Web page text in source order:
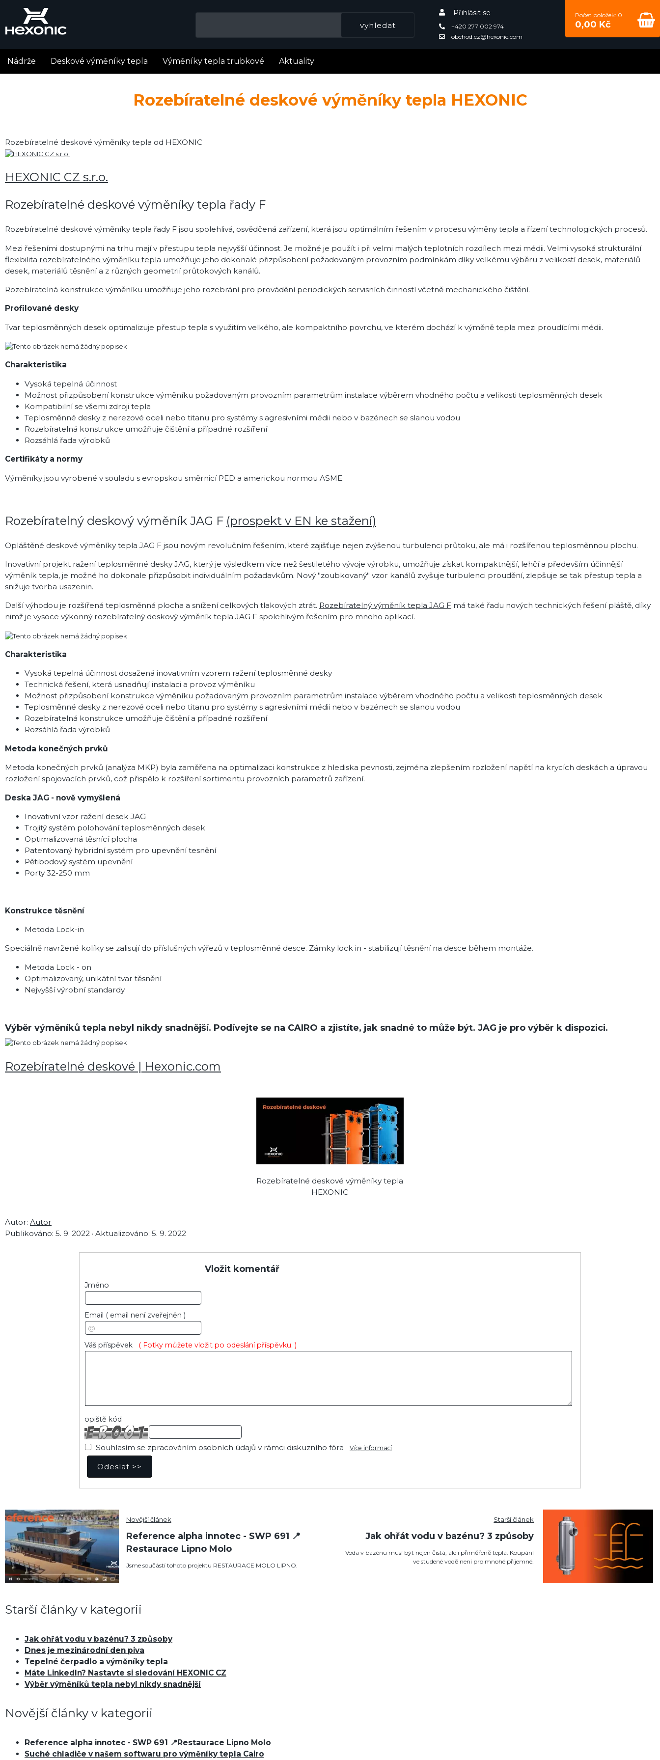
+420 277 002 974
obchod.cz@hexonic.com
Přihlásit se Počet položek: 0
0,00 Kč
Nádrže Deskové výměníky tepla Výměníky tepla trubkové Aktuality
Rozebíratelné deskové výměníky tepla HEXONIC
Rozebíratelné deskové výměníky tepla od HEXONIC
HEXONIC CZ s.r.o.
Rozebíratelné deskové výměníky tepla řady F
Rozebíratelné deskové výměníky tepla řady F jsou spolehlivá, osvědčená zařízení, která jsou optimálním řešením v procesu výměny tepla a řízení technologických procesů.
Mezi řešeními dostupnými na trhu mají v přestupu tepla nejvyšší účinnost. Je možné je použít i při velmi malých teplotních rozdílech mezi médii. Velmi vysoká strukturální
flexibilita rozebíratelného výměníku tepla umožňuje jeho dokonalé přizpůsobení požadovaným provozním podmínkám díky velkému výběru z velikostí desek, materiálů
desek, materiálů těsnění a z různých geometrií průtokových kanálů.
Rozebíratelná konstrukce výměníku umožňuje jeho rozebrání pro provádění periodických servisních činností včetně mechanického čištění.
Profilované desky
Tvar teplosměnných desek optimalizuje přestup tepla s využitím velkého, ale kompaktního povrchu, ve kterém dochází k výměně tepla mezi proudícími médii.
Charakteristika
Vysoká tepelná účinnost
Možnost přizpůsobení konstrukce výměníku požadovaným provozním parametrům instalace výběrem vhodného počtu a velikosti teplosměnných desek
Kompatibilní se všemi zdroji tepla
Teplosměnné desky z nerezové oceli nebo titanu pro systémy s agresivními médii nebo v bazénech se slanou vodou
Rozebíratelná konstrukce umožňuje čištění a případné rozšíření
Rozsáhlá řada výrobků
Certifikáty a normy
Výměníky jsou vyrobené v souladu s evropskou směrnicí PED a americkou normou ASME.
Rozebíratelný deskový výměník JAG F (prospekt v EN ke stažení)
Opláštěné deskové výměníky tepla JAG F jsou novým revolučním řešením, které zajišťuje nejen zvýšenou turbulenci průtoku, ale má i rozšířenou teplosměnnou plochu.
Inovativní projekt ražení teplosměnné desky JAG, který je výsledkem více než šestiletého vývoje výrobku, umožňuje získat kompaktnější, lehčí a především účinnější
výměník tepla, je možné ho dokonale přizpůsobit individuálním požadavkům. Nový "zoubkovaný" vzor kanálů zvyšuje turbulenci proudění, zlepšuje se tak přestup tepla a
snižuje tvorba usazenin.
Další výhodou je rozšířená teplosměnná plocha a snížení celkových tlakových ztrát. Rozebíratelný výměník tepla JAG F má také řadu nových technických řešení pláště, díky
nimž je vysoce výkonný rozebíratelný deskový výměník tepla JAG F spolehlivým řešením pro mnoho aplikací.
Charakteristika
Vysoká tepelná účinnost dosažená inovativním vzorem ražení teplosměnné desky
Technická řešení, která usnadňují instalaci a provoz výměníku
Možnost přizpůsobení konstrukce výměníku požadovaným provozním parametrům instalace výběrem vhodného počtu a velikosti teplosměnných desek
Teplosměnné desky z nerezové oceli nebo titanu pro systémy s agresivními médii nebo v bazénech se slanou vodou
Rozebíratelná konstrukce umožňuje čištění a případné rozšíření
Rozsáhlá řada výrobků
Metoda konečných prvků
Metoda konečných prvků (analýza MKP) byla zaměřena na optimalizaci konstrukce z hlediska pevnosti, zejména zlepšením rozložení napětí na krycích deskách a úpravou
rozložení spojovacích prvků, což přispělo k rozšíření sortimentu provozních parametrů zařízení.
Deska JAG - nově vymyšlená
Inovativní vzor ražení desek JAG
Trojitý systém polohování teplosměnných desek
Optimalizovaná těsnící plocha
Patentovaný hybridní systém pro upevnění tesnění
Pětibodový systém upevnění
Porty 32-250 mm
Konstrukce těsnění
Metoda Lock-in
Speciálně navržené kolíky se zalisují do příslušných výřezů v teplosměnné desce. Zámky lock in - stabilizují těsnění na desce během montáže.
Metoda Lock - on
Optimalizovaný, unikátní tvar těsnění
Nejvyšší výrobní standardy
Výběr výměníků tepla nebyl nikdy snadnější. Podívejte se na CAIRO a zjistíte, jak snadné to může být. JAG je pro výběr k dispozici.
Rozebíratelné deskové | Hexonic.com
Rozebíratelné deskové výměníky tepla
HEXONIC
Autor: Autor
Publikováno: 5. 9. 2022 · Aktualizováno: 5. 9. 2022
Vložit komentář
Jméno
Email ( email není zveřejněn )
Váš příspěvek ( Fotky můžete vložit po odeslání příspěvku. )
opiště kód
Souhlasím se zpracováním osobních údajů v rámci diskuzního fóra Více informací
Novější článek
Reference alpha innotec - SWP 691 📍
Restaurace Lipno Molo
Jsme součástí tohoto projektu RESTAURACE MOLO LIPNO.
Starší článek
Jak ohřát vodu v bazénu? 3 způsoby
Voda v bazénu musí být nejen čistá, ale i přiměřeně teplá. Koupání
ve studené vodě není pro mnohé příjemné.
Starší články v kategorii
Jak ohřát vodu v bazénu? 3 způsoby
Dnes je mezinárodní den piva
Tepelné čerpadlo a výměníky tepla
Máte LinkedIn? Nastavte si sledování HEXONIC CZ
Výběr výměníků tepla nebyl nikdy snadnější
Novější články v kategorii
Reference alpha innotec - SWP 691 📍Restaurace Lipno Molo
Suché chladiče v našem softwaru pro výměníky tepla Cairo